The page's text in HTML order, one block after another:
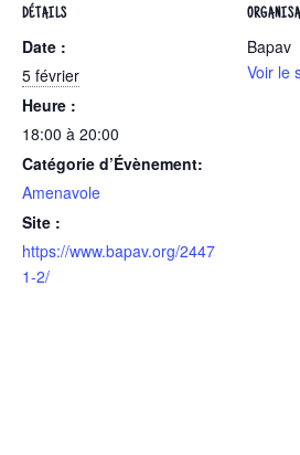
DÉTAILS
Date :
5 février
Heure :
18:00 à 20:00
Catégorie d’Évènement:
Amenavole
Site :
https://www.bapav.org/2447
1-2/
Bapav
Voir le